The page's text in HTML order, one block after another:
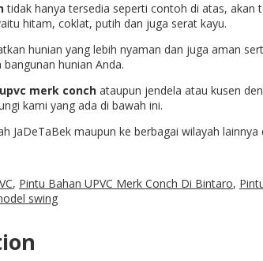
tidak hanya tersedia seperti contoh di atas, akan
hitam, coklat, putih dan juga serat kayu.
hunian yang lebih nyaman dan juga aman
hunian Anda.
merk conch ataupun jendela atau kusen
kami yang ada di bawah ini.
JaDeTaBek maupun ke berbagai wilayah lainnya
, Pintu Bahan UPVC Merk Conch Di Bintaro,
swing